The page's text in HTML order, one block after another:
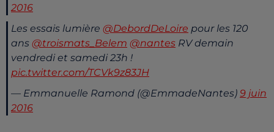
2016
Les essais lumière @DebordDeLoire pour les 120
ans @troismats_Belem @nantes RV demain
vendredi et samedi 23h !
pic.twitter.com/TCVk9z83JH
— Emmanuelle Ramond (@EmmadeNantes) 9 juin
2016